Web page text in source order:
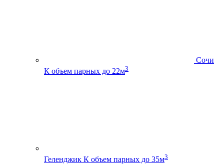
Сочи
К объем парных до 22м3
Геленджик К объем парных до 35м3